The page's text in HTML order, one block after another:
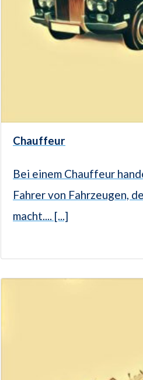
Chauffeur
Bei einem Chauffeur
Fahrer von Fahrzeugen,
macht.... [...]